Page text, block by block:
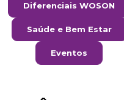
Diferenciais WOSON
Saúde e Bem Estar
Eventos